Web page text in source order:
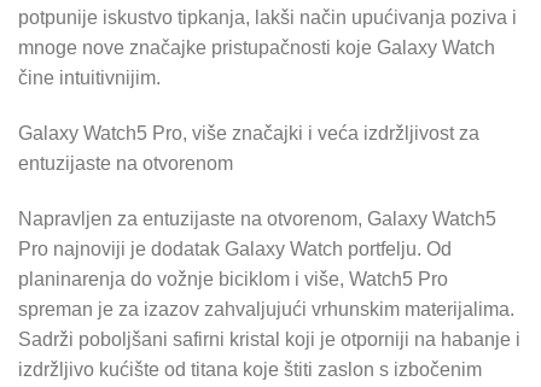
potpunije iskustvo tipkanja, lakši način upućivanja poziva i
mnoge nove značajke pristupačnosti koje Galaxy Watch
čine intuitivnijim.
Galaxy Watch5 Pro, više značajki i veća izdržljivost za
entuzijaste na otvorenom
Napravljen za entuzijaste na otvorenom, Galaxy Watch5
Pro najnoviji je dodatak Galaxy Watch portfelju. Od
planinarenja do vožnje biciklom i više, Watch5 Pro
spreman je za izazov zahvaljujući vrhunskim materijalima.
Sadrži poboljšani safirni kristal koji je otporniji na habanje i
izdržljivo kućište od titana koje štiti zaslon s izbočenim